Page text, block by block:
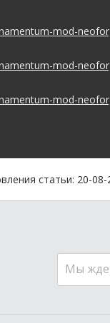
mod-
mod-
mod-
статьи: 20-08-
Мы